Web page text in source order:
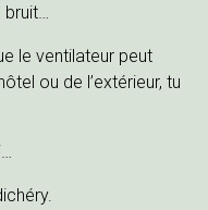
le ventilateur peut
ou de l’extérieur, tu